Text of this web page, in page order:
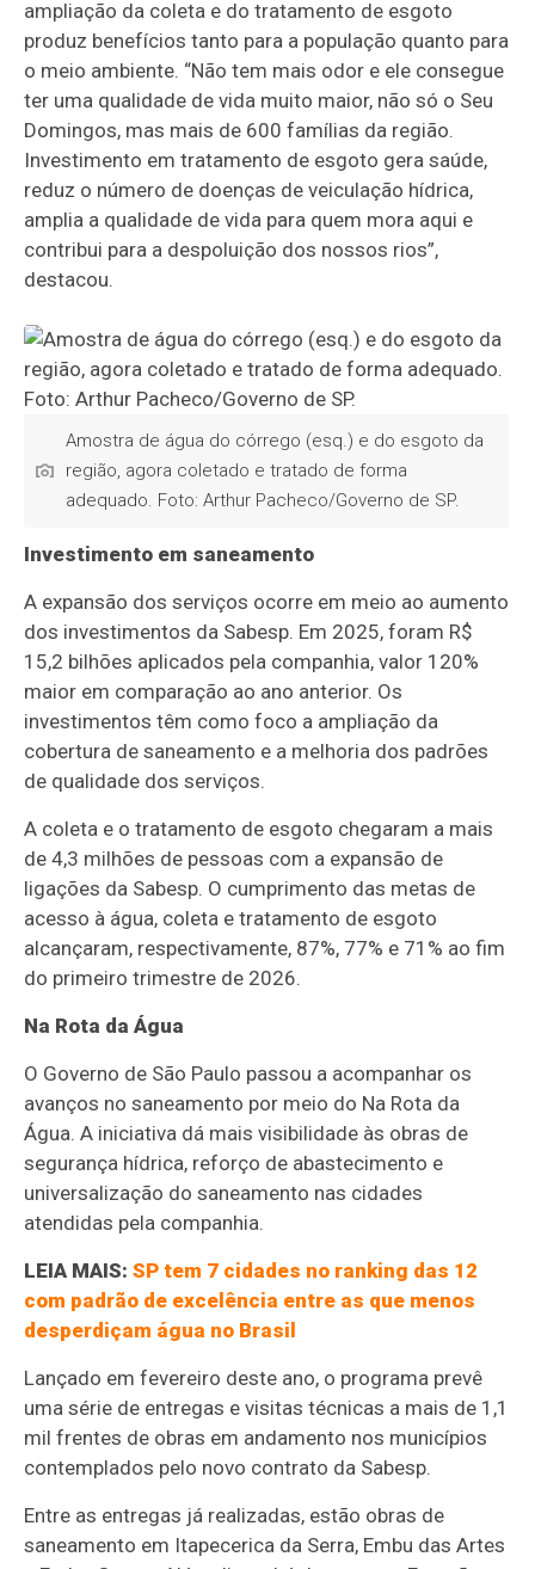
ampliação da coleta e do tratamento de esgoto
produz benefícios tanto para a população quanto para
o meio ambiente. “Não tem mais odor e ele consegue
ter uma qualidade de vida muito maior, não só o Seu
Domingos, mas mais de 600 famílias da região.
Investimento em tratamento de esgoto gera saúde,
reduz o número de doenças de veiculação hídrica,
amplia a qualidade de vida para quem mora aqui e
contribui para a despoluição dos nossos rios”,
destacou.
Amostra de água do córrego (esq.) e do esgoto da
região, agora coletado e tratado de forma
adequado. Foto: Arthur Pacheco/Governo de SP.
Investimento em saneamento
A expansão dos serviços ocorre em meio ao aumento
dos investimentos da Sabesp. Em 2025, foram R$
15,2 bilhões aplicados pela companhia, valor 120%
maior em comparação ao ano anterior. Os
investimentos têm como foco a ampliação da
cobertura de saneamento e a melhoria dos padrões
de qualidade dos serviços.
A coleta e o tratamento de esgoto chegaram a mais
de 4,3 milhões de pessoas com a expansão de
ligações da Sabesp. O cumprimento das metas de
acesso à água, coleta e tratamento de esgoto
alcançaram, respectivamente, 87%, 77% e 71% ao fim
do primeiro trimestre de 2026.
Na Rota da Água
O Governo de São Paulo passou a acompanhar os
avanços no saneamento por meio do Na Rota da
Água. A iniciativa dá mais visibilidade às obras de
segurança hídrica, reforço de abastecimento e
universalização do saneamento nas cidades
atendidas pela companhia.
LEIA MAIS:SP tem 7 cidades no ranking das 12
com padrão de excelência entre as que menos
desperdiçam água no Brasil
Lançado em fevereiro deste ano, o programa prevê
uma série de entregas e visitas técnicas a mais de 1,1
mil frentes de obras em andamento nos municípios
contemplados pelo novo contrato da Sabesp.
Entre as entregas já realizadas, estão obras de
saneamento em Itapecerica da Serra, Embu das Artes